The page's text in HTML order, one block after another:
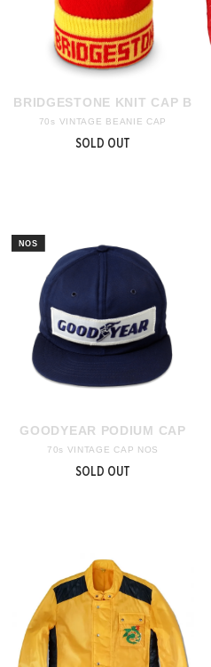
BRIDGESTONE KNIT CAP B
70s VINTAGE BEANIE CAP
SOLD OUT
GOODYEAR PODIUM CAP
70s VINTAGE CAP NOS
SOLD OUT